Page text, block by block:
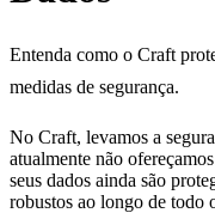
Entenda como o Craft
medidas de segurança.
No Craft, levamos a
atualmente não
seus dados ainda são
robustos ao longo de todo